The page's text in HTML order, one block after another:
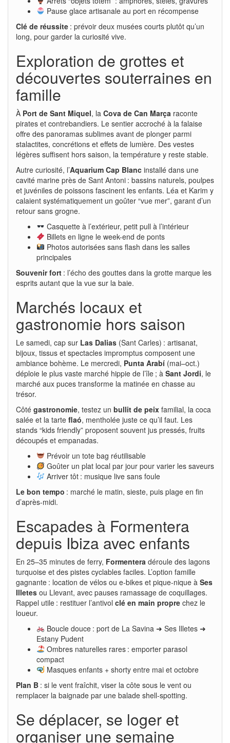
Pause glace artisanale au port en récompense
Clé de réussite : prévoir deux musées courts plutôt qu’un
long, pour garder la curiosité vive.
Exploration de grottes et
découvertes souterraines en
famille
À Port de Sant Miquel, la Cova de Can Marça raconte
pirates et contrebandiers. Le sentier accroché à la falaise
offre des panoramas sublimes avant de plonger parmi
stalactites, concrétions et effets de lumière. Des vestes
légères suffisent hors saison, la température y reste stable.
Autre curiosité, l’Aquarium Cap Blanc installé dans une
cavité marine près de Sant Antoni : bassins naturels, poulpes
et juvéniles de poissons fascinent les enfants. Léa et Karim y
calaient systématiquement un goûter “vue mer”, garant d’un
retour sans grogne.
Casquette à l’extérieur, petit pull à l’intérieur
Billets en ligne le week-end de ponts
Photos autorisées sans flash dans les salles
principales
Souvenir fort : l’écho des gouttes dans la grotte marque les
esprits autant que la vue sur la baie.
Marchés locaux et
gastronomie hors saison
Le samedi, cap sur Las Dalias (Sant Carles) : artisanat,
bijoux, tissus et spectacles impromptus composent une
ambiance bohème. Le mercredi, Punta Arabí (mai–oct.)
déploie le plus vaste marché hippie de l’île ; à Sant Jordi, le
marché aux puces transforme la matinée en chasse au
trésor.
Côté gastronomie, testez un bullit de peix familial, la coca
salée et la tarte flaó, mentholée juste ce qu’il faut. Les
stands “kids friendly” proposent souvent jus pressés, fruits
découpés et empanadas.
Prévoir un tote bag réutilisable
Goûter un plat local par jour pour varier les saveurs
Arriver tôt : musique live sans foule
Le bon tempo : marché le matin, sieste, puis plage en fin
d’après-midi.
Escapades à Formentera
depuis Ibiza avec enfants
En 25–35 minutes de ferry, Formentera déroule des lagons
turquoise et des pistes cyclables faciles. L’option famille
gagnante : location de vélos ou e-bikes et pique-nique à Ses
Illetes ou Llevant, avec pauses ramassage de coquillages.
Rappel utile : restituer l’antivol clé en main propre chez le
loueur.
Boucle douce : port de La Savina ➜ Ses Illetes ➜
Estany Pudent
Ombres naturelles rares : emporter parasol
compact
Masques enfants + shorty entre mai et octobre
Plan B : si le vent fraîchit, viser la côte sous le vent ou
remplacer la baignade par une balade shell-spotting.
Se déplacer, se loger et
organiser une semaine